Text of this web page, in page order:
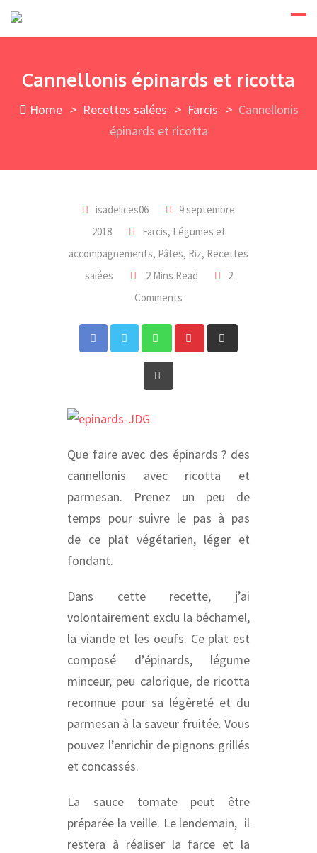
Skip
Cannellonis épinards et ricotta
Home > Recettes salées > Farcis > Cannellonis
épinards et ricotta
isadelices06
9 septembre
2018
Farcis, Légumes et
accompagnements, Pâtes, Riz, Recettes
salées
2 Mins Read
2
Comments
WhatsappPinterest
via
Que faire avec des épinards ? des
cannellonis avec ricotta et
parmesan. Prenez un peu de
temps pour suivre le pas à pas
de ce plat végétarien, léger et
fondant.
Dans cette recette, j’ai
volontairement exclu la béchamel,
la viande et les oeufs. Ce plat est
composé d’épinards, légume
minceur, peu calorique, de ricotta
reconnue pour sa légèreté et du
parmesan à la saveur fruitée. Vous
pouvez l’enrichir de pignons grillés
et concassés.
La sauce tomate peut être
préparée la veille. Le lendemain, il
restera à réaliser la farce et la